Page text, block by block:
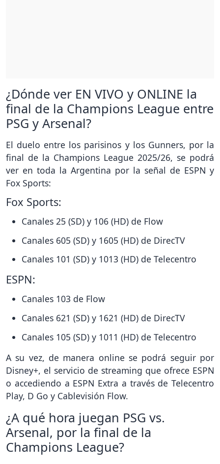
¿Dónde ver EN VIVO y ONLINE la
final de la Champions League entre
PSG y Arsenal?
El duelo entre los parisinos y los Gunners, por la
final de la Champions League 2025/26, se podrá
ver en toda la Argentina por la señal de ESPN y
Fox Sports:
Fox Sports:
Canales 25 (SD) y 106 (HD) de Flow
Canales 605 (SD) y 1605 (HD) de DirecTV
Canales 101 (SD) y 1013 (HD) de Telecentro
ESPN:
Canales 103 de Flow
Canales 621 (SD) y 1621 (HD) de DirecTV
Canales 105 (SD) y 1011 (HD) de Telecentro
A su vez, de manera online se podrá seguir por
Disney+, el servicio de streaming que ofrece ESPN
o accediendo a ESPN Extra a través de Telecentro
Play, D Go y Cablevisión Flow.
¿A qué hora juegan PSG vs.
Arsenal, por la final de la
Champions League?